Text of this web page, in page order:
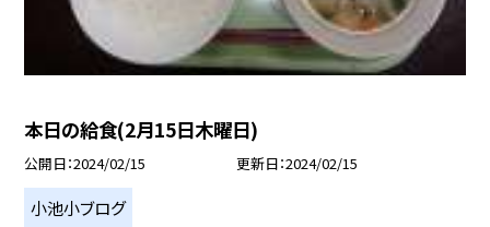
本日の給食(2月15日木曜日)
公開日 2024/02/15 更新日 2024/02/15
小池小ブログ